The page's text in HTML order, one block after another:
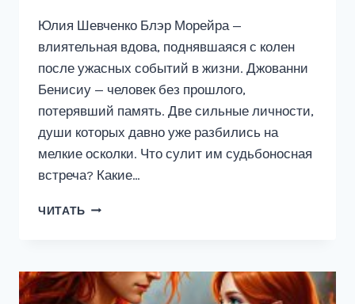
Юлия Шевченко Блэр Морейра —
влиятельная вдова, поднявшаяся с колен
после ужасных событий в жизни. Джованни
Бенисиу — человек без прошлого,
потерявший память. Две сильные личности,
души которых давно уже разбились на
мелкие осколки. Что сулит им судьбоносная
встреча? Какие…
ЧИТАТЬ ОСКОЛКИ